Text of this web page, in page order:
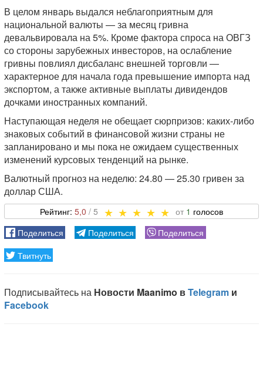
В целом январь выдался неблагоприятным для
национальной валюты — за месяц гривна
девальвировала на 5%. Кроме фактора спроса на ОВГЗ
со стороны зарубежных инвесторов, на ослабление
гривны повлиял дисбаланс внешней торговли —
характерное для начала года превышение импорта над
экспортом, а также активные выплаты дивидендов
дочками иностранных компаний.
Наступающая неделя не обещает сюрпризов: каких-либо
знаковых событий в финансовой жизни страны не
запланировано и мы пока не ожидаем существенных
изменений курсовых тенденций на рынке.
Валютный прогноз на неделю: 24.80 — 25.30 гривен за
доллар США.
5,0 1